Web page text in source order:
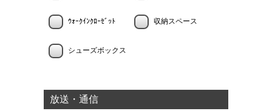
ｳｫｰｸｲﾝｸﾛｰｾﾞｯﾄ 収納スペース
シューズボックス
放送・通信